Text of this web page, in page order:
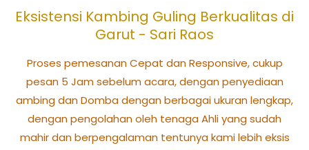
Eksistensi Kambing Guling Berkualitas di
Garut - Sari Raos
Proses pemesanan Cepat dan Responsive, cukup
pesan 5 Jam sebelum acara, dengan penyediaan
ambing dan Domba dengan berbagai ukuran lengkap,
dengan pengolahan oleh tenaga Ahli yang sudah
mahir dan berpengalaman tentunya kami lebih eksis